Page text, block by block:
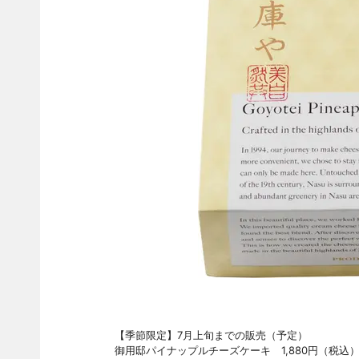
【季節限定】7月上旬までの販売（予定）
御用邸パイナップルチーズケーキ 1,880円（税込）